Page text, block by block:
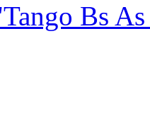
Bs